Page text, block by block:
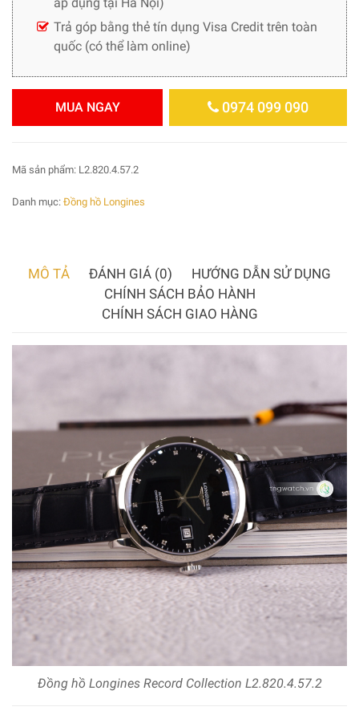
Trả góp bằng thẻ tín dụng Visa Credit trên toàn
quốc (có thể làm online)
MUA NGAY 0974 099 090
Mã sản phẩm: L2.820.4.57.2
Danh mục: Đồng hồ Longines
MÔ TẢ ĐÁNH GIÁ (0)
HƯỚNG DẪN SỬ DỤNG
CHÍNH SÁCH BẢO HÀNH
CHÍNH SÁCH GIAO HÀNG
Đồng hồ Longines Record Collection L2.820.4.57.2